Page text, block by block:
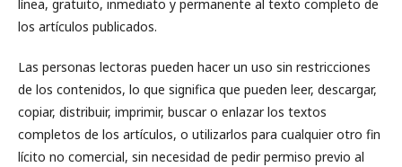
línea, gratuito, inmediato y permanente al texto completo de
los artículos publicados.
Las personas lectoras pueden hacer un uso sin restricciones
de los contenidos, lo que significa que pueden leer, descargar,
copiar, distribuir, imprimir, buscar o enlazar los textos
completos de los artículos, o utilizarlos para cualquier otro fin
lícito no comercial, sin necesidad de pedir permiso previo al